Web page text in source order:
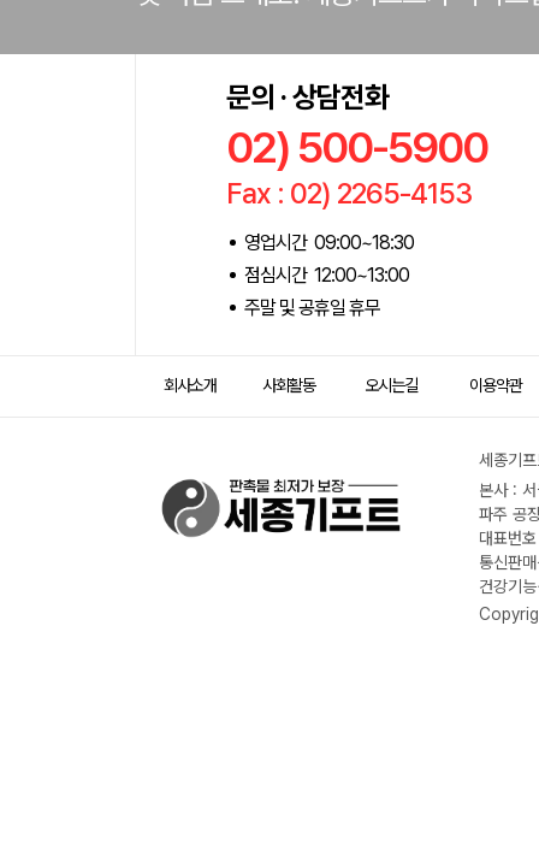
문의 · 상담전화
02) 500-5900
Fax : 02) 2265-4153
영업시간 09:00~18:30
점심시간 12:00~13:00
주말 및 공휴일 휴무
회사소개 사회활동 오시는길 이용약관
세종기
본사 :
파주 공
대표번
통신판
건강기